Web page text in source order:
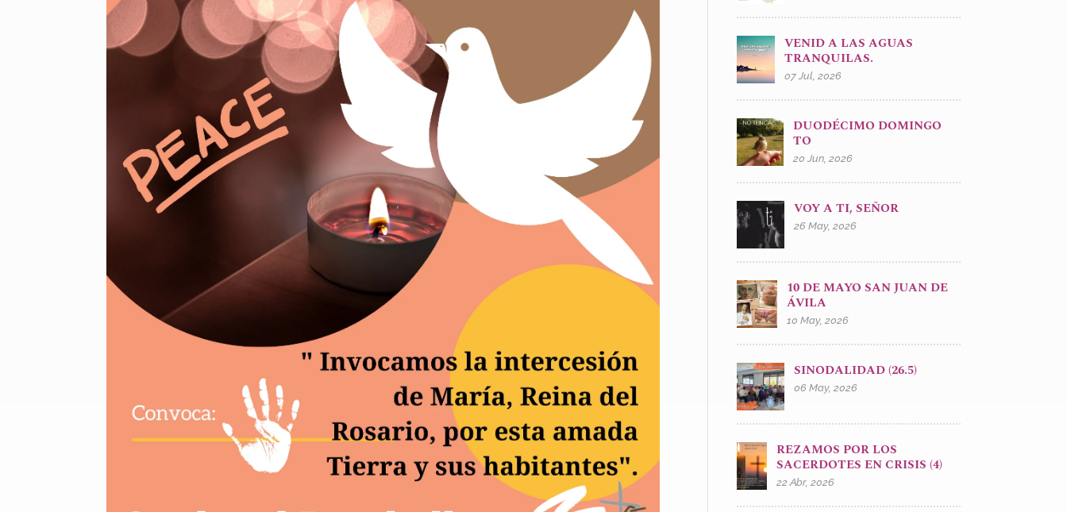
VENID A LAS AGUAS
TRANQUILAS.
07 Jul, 2026
DUODÉCIMO DOMINGO
TO
20 Jun, 2026
VOY A TI, SEÑOR
26 May, 2026
10 DE MAYO SAN JUAN DE
ÁVILA
10 May, 2026
SINODALIDAD (26.5)
06 May, 2026
REZAMOS POR LOS
SACERDOTES EN CRISIS (4)
22 Abr, 2026